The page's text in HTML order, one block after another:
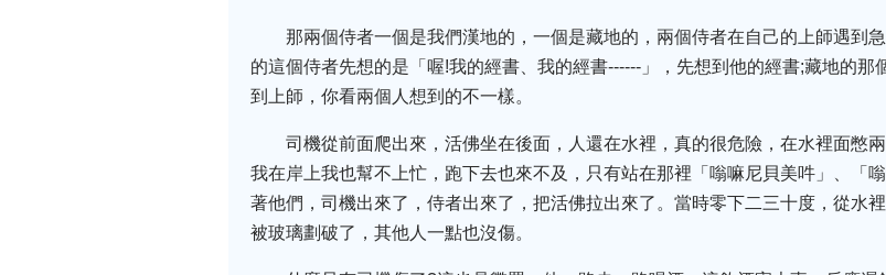
那兩個侍者一個是我們漢地的，一個是藏地的，兩個侍者在自己的上師遇到
的這個侍者先想的是「喔!我的經書、我的經書------」，先想到他的經書;藏地的那
到上師，你看兩個人想到的不一樣。
司機從前面爬出來，活佛坐在後面，人還在水裡，真的很危險，在水裡面憋
我在岸上我也幫不上忙，跑下去也來不及，只有站在那裡「嗡嘛尼貝美吽」、
著他們，司機出來了，侍者出來了，把活佛拉出來了。當時零下二三十度，從水
被玻璃劃破了，其他人一點也沒傷。